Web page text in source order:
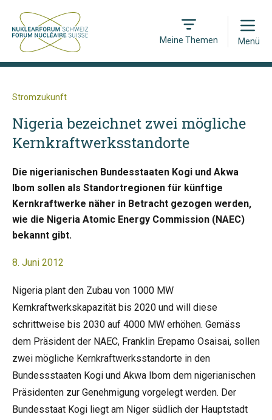
Meine Themen
Open
Menü
Stromzukunft
Nigeria bezeichnet zwei mögliche
Kernkraftwerksstandorte
Die nigerianischen Bundesstaaten Kogi und Akwa
Ibom sollen als Standortregionen für künftige
Kernkraftwerke näher in Betracht gezogen werden,
wie die Nigeria Atomic Energy Commission (NAEC)
bekannt gibt.
8. Juni 2012
Nigeria plant den Zubau von 1000 MW
Kernkraftwerkskapazität bis 2020 und will diese
schrittweise bis 2030 auf 4000 MW erhöhen. Gemäss
dem Präsident der NAEC, Franklin Erepamo Osaisai, sollen
zwei mögliche Kernkraftwerksstandorte in den
Bundessstaaten Kogi und Akwa Ibom dem nigerianischen
Präsidenten zur Genehmigung vorgelegt werden. Der
Bundesstaat Kogi liegt am Niger südlich der Hauptstadt